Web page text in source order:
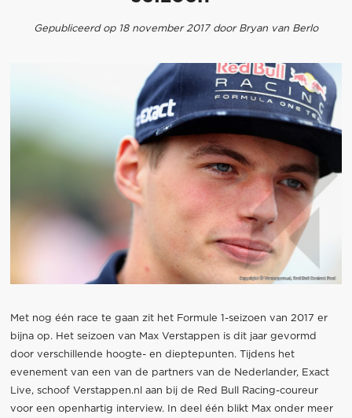
Gepubliceerd op 18 november 2017 door Bryan van Berlo
Met nog één race te gaan zit het Formule 1-seizoen van 2017 er
bijna op. Het seizoen van Max Verstappen is dit jaar gevormd
door verschillende hoogte- en dieptepunten. Tijdens het
evenement van een van de partners van de Nederlander, Exact
Live, schoof Verstappen.nl aan bij de Red Bull Racing-coureur
voor een openhartig interview. In deel één blikt Max onder meer